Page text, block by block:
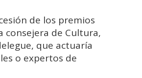
de los premios
de Cultura,
que actuaría
o expertos de